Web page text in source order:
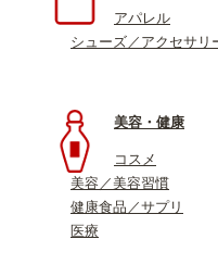
アパレル
シューズ／アクセサリ
美容・健康
コスメ
美容／美容習慣
健康食品／サプリ
医療